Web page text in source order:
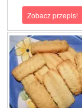
Zobacz przepis!